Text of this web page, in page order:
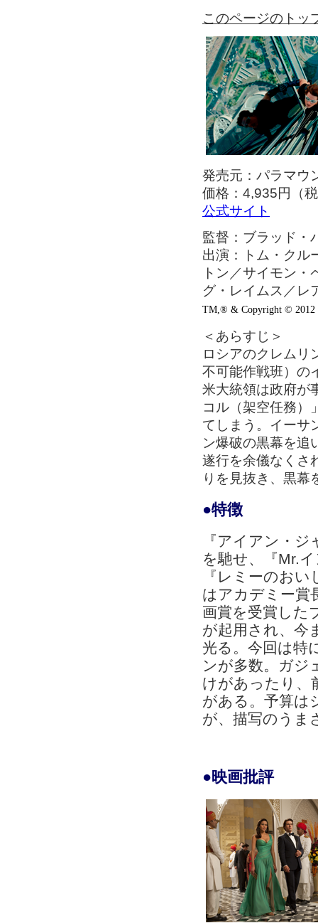
このページのトッ
発売元：パラマウ
価格：4,935円（
公式サイト
監督：ブラッド・
出演：トム・クル
トン／サイモン
グ・レイムス／レ
TM,® & Copyright © 2012
＜あらすじ＞
ロシアのクレムリ
不可能作戦班）の
米大統領は政府が
コル（架空任務）
てしまう。イーサ
ン爆破の黒幕を追
遂行を余儀なくさ
りを見抜き、黒幕
●特徴
『アイアン・
を馳せ、『Mr.
『レミーのお
はアカデミー賞
画賞を受賞した
が起用され、今
光る。今回は特
ンが多数。ガジ
けがあったり、
がある。予算は
が、描写のうま
●映画批評